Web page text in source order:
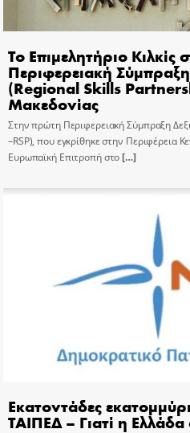
Το Επιμελητήριο
Περιφερειακή
(Regional Skills
Μακεδονίας
Στην πρώτη Περιφερειακή Σύμπραξη
–RSP), που εγκρίθηκε στην Περιφέρεια
Ευρωπαϊκή Επιτροπή στο[…]
Εκατοντάδες
ΤΑΙΠΕΔ – Γιατί η Ελλάδα